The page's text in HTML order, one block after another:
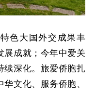
色大国外交成果丰
展成就；今年中爱关
续深化。旅爱侨胞扎
文化、服务侨胞、